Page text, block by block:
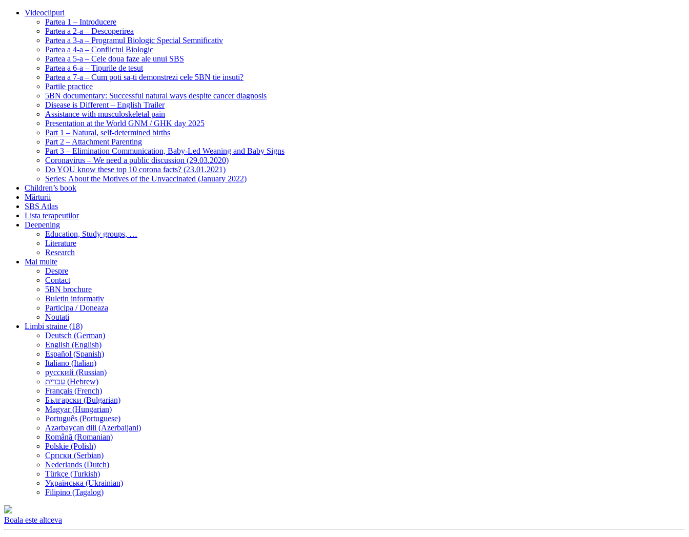
Videoclipuri
Partea 1 – Introducere
Partea a 2-a – Descoperirea
Partea a 3-a – Programul Biologic Special Semnificativ
Partea a 4-a – Conflictul Biologic
Partea a 5-a – Cele doua faze ale unui SBS
Partea a 6-a – Tipurile de tesut
Partea a 7-a – Cum poti sa-ti demonstrezi cele 5BN tie insuti?
Partile practice
5BN documentary: Successful natural ways despite cancer diagnosis
Disease is Different – English Trailer
Assistance with musculoskeletal pain
Presentation at the World GNM / GHK day 2025
Part 1 – Natural, self-determined births
Part 2 – Attachment Parenting
Part 3 – Elimination Communication, Baby-Led Weaning and Baby Signs
Coronavirus – We need a public discussion (29.03.2020)
Do YOU know these top 10 corona facts? (23.01.2021)
Series: About the Motives of the Unvaccinated (January 2022)
Children’s book
Mărturii
SBS Atlas
Lista terapeutilor
Deepening
Education, Study groups, …
Literature
Research
Mai multe
Despre
Contact
5BN brochure
Buletin informativ
Participa / Doneaza
Noutati
Limbi straine (18)
Deutsch (German)
English (English)
Español (Spanish)
Italiano (Italian)
русский (Russian)
עברית (Hebrew)
Français (French)
Български (Bulgarian)
Magyar (Hungarian)
Português (Portuguese)
Azərbaycan dili (Azerbaijani)
Română (Romanian)
Polskie (Polish)
Српски (Serbian)
Nederlands (Dutch)
Türkçe (Turkish)
Українська (Ukrainian)
Filipino (Tagalog)
Boala este altceva